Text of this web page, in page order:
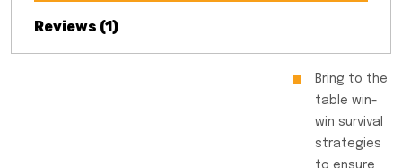
Reviews (1)
Bring to the
table win-
win survival
strategies